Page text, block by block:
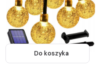
Do koszyka